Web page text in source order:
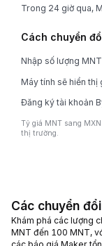
Trong 24 giờ qua,
Cách chuyển
Nhập số lượng
Máy tính sẽ hiển
Đăng ký tài khoản
Tỷ giá MNT sang
thị trường.
Các chuyển
Khám phá các lượng
MNT đến 100 MNT,